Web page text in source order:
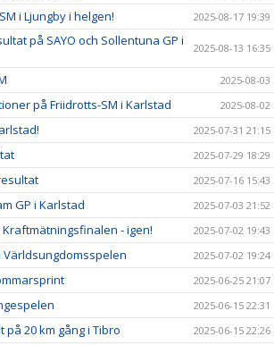
i Ljungby i helgen! 2025-08-17 19:39
på SAYO och Sollentuna GP i
2025-08-13 16:35
2025-08-03
på Friidrotts-SM i Karlstad 2025-08-02
2025-07-31 21:15
2025-07-29 18:29
2025-07-16 15:43
GP i Karlstad 2025-07-03 21:52
- igen! 2025-07-02 19:43
2025-07-02 19:24
2025-06-25 21:07
2025-06-15 22:31
på 20 km gång i Tibro 2025-06-15 22:26